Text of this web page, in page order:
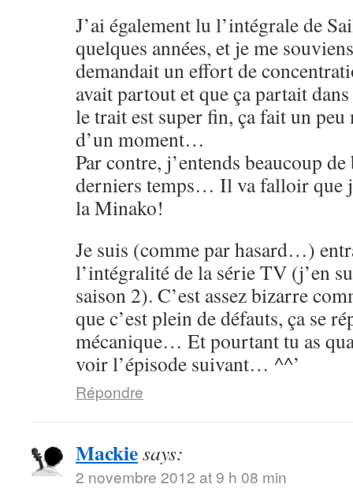
J’ai également lu l’intégrale de
quelques années, et je me
demandait un effort de
avait partout et que ça partait
le trait est super fin, ça fait un
d’un moment…
Par contre, j’entends beaucoup
derniers temps… Il va falloir que
la Minako!
Je suis (comme par hasard…)
l’intégralité de la série TV (j’en
saison 2). C’est assez bizarre
que c’est plein de défauts, ça se
mécanique… Et pourtant tu as
voir l’épisode suivant… ^^’
Répondre
Mackiesays:
2 novembre 2012 at 9 h 08 min